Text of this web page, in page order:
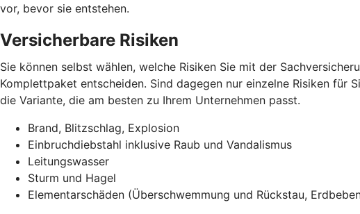
vor, bevor sie entstehen.
Versicherbare Risiken
Sie können selbst wählen, welche Risiken Sie mit der
Komplettpaket entscheiden. Sind dagegen nur einzelne Risiken für
die Variante, die am besten zu Ihrem Unternehmen passt.
Brand, Blitzschlag, Explosion
Einbruchdiebstahl inklusive Raub und Vandalismus
Leitungswasser
Sturm und Hagel
Elementarschäden (Überschwemmung und Rückstau,